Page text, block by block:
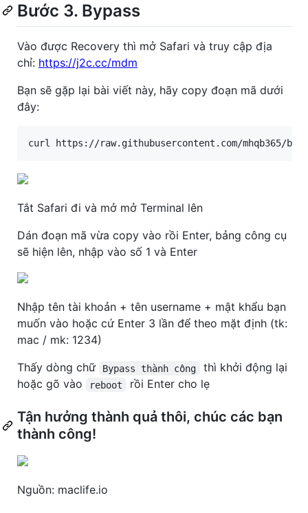
Bước 3. Bypass
Vào được Recovery thì mở Safari và truy cập địa
chỉ: https://j2c.cc/mdm
Bạn sẽ gặp lại bài viết này, hãy copy đoạn mã dưới
đây:
curl https://raw.githubusercontent.com/mhqb365/
Tắt Safari đi và mở mở Terminal lên
Dán đoạn mã vừa copy vào rồi Enter, bảng công cụ
sẽ hiện lên, nhập vào số 1 và Enter
Nhập tên tài khoản + tên username + mật khẩu bạn
muốn vào hoặc cứ Enter 3 lần để theo mặt định (tk:
mac / mk: 1234)
Thấy dòng chữ
Bypass thành công
thì khởi động lại
hoặc gõ vào
reboot rồi Enter cho lẹ
Tận hưởng thành quả thôi, chúc các bạn
thành công!
Nguồn: maclife.io